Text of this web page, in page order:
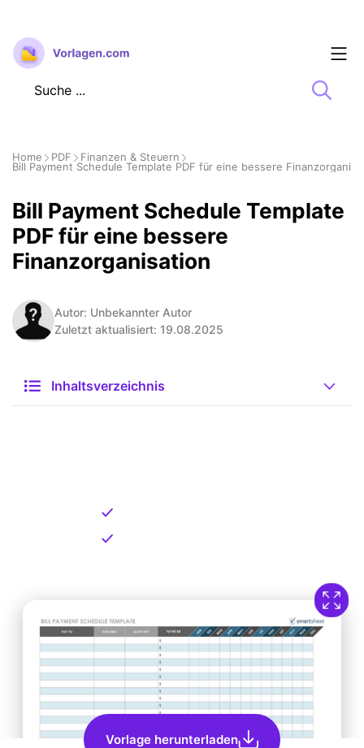
Zum
Inhalt
springen
Home PDF
Finanzen & Steuern
Bill Payment Schedule Template PDF für eine bessere
Bill Payment Schedule Template
PDF für eine bessere
Finanzorganisation
Autor: Unbekannter Autor
Zuletzt aktualisiert: 19.08.2025
Inhaltsverzeichnis
Vorlage herunterladen